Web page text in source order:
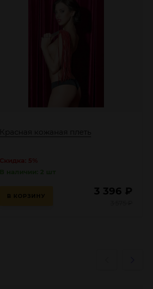
Красная кожаная плеть
В КОРЗИНУ 3 396 ₽